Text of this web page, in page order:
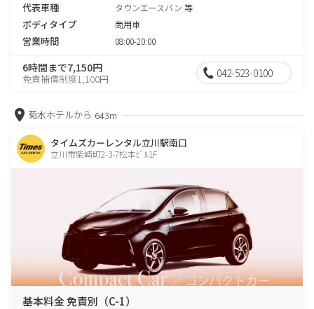
代表車種 タウンエースバン 等
ボディタイプ 商用車
営業時間 08:00-20:00
6時間まで7,150円
免責補償制度1,100円 042-523-0100
菊水ホテルから 643m
タイムズカーレンタル立川駅南口
立川市柴崎町2-3-7松本ﾋﾞﾙ1F
基本料金 免責別（C-1）